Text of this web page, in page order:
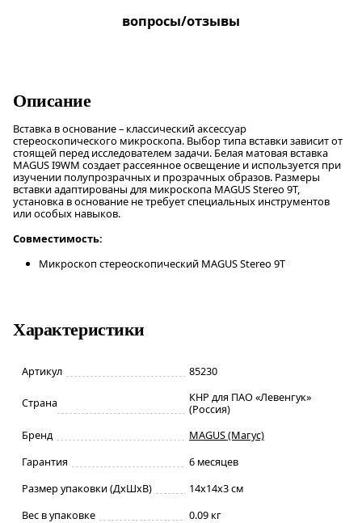
вопросы/отзывы
Описание
Вставка в основание – классический аксессуар
стереоскопического микроскопа. Выбор типа вставки зависит от
стоящей перед исследователем задачи. Белая матовая вставка
MAGUS I9WM создает рассеянное освещение и используется при
изучении полупрозрачных и прозрачных образов. Размеры
вставки адаптированы для микроскопа MAGUS Stereo 9T,
установка в основание не требует специальных инструментов
или особых навыков.
Совместимость:
Микроскоп стереоскопический MAGUS Stereo 9T
Характеристики
Артикул 85230
Страна
КНР для ПАО «Левенгук»
(Россия)
Бренд
MAGUS (Магус)
Гарантия
6 месяцев
Размер упаковки (ДxШxВ)
14x14x3 см
Вес в упаковке
0.09 кг